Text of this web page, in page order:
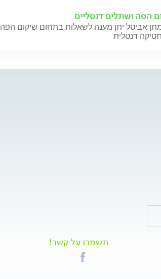
הפה ושתלים דנטליים
אביטל יתן מענה לשאלות בתחום שיקום הפה
תשמרו על קשר!